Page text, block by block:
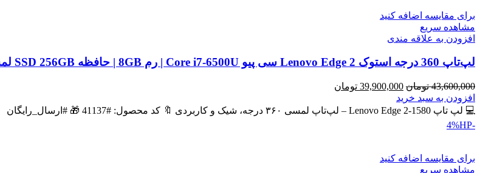
برای مقایسه اضافه کنید
مشاهده سریع
افزودن به علاقه مندی
لپ‌تاپ 360 درجه استوک Lenovo Edge 2 سی پیو Core i7-6500U | رم 8GB | حافظه SSD 256GB لمسی
43,600,000 تومان قیمت
اصلی
43,600,000 تومان
39,900,000 تومان
39,900,000 تومان
افزودن به سبد خرید
💻 لپ تاپ Lenovo Edge 2-1580 – لپ‌تاپ لمسی ۳۶۰ درجه، شیک و کاربردی 🔖 کد محصول: #41137 🎁 #ارسال_رایگان
-4%
HP
برای مقایسه اضافه کنید
مشاهده سریع